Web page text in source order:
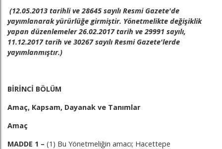
(12.05.2013 tarihli ve 28645 sayılı Resmi Gazete'de
yayımlanarak yürürlüğe girmiştir. Yönetmelikte değişiklik
yapan düzenlemeler 26.02.2017 tarih ve 29991 sayılı,
11.12.2017 tarih ve 30267 sayılı Resmi Gazete'lerde
yayımlanmıştır.)
BİRİNCİ BÖLÜM
Amaç, Kapsam, Dayanak ve Tanımlar
Amaç
MADDE 1 – (1) Bu Yönetmeliğin amacı; Hacettepe